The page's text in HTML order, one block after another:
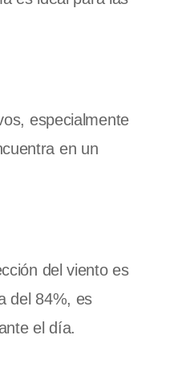
especialmente
en un
del viento es
del 84%, es
el día.